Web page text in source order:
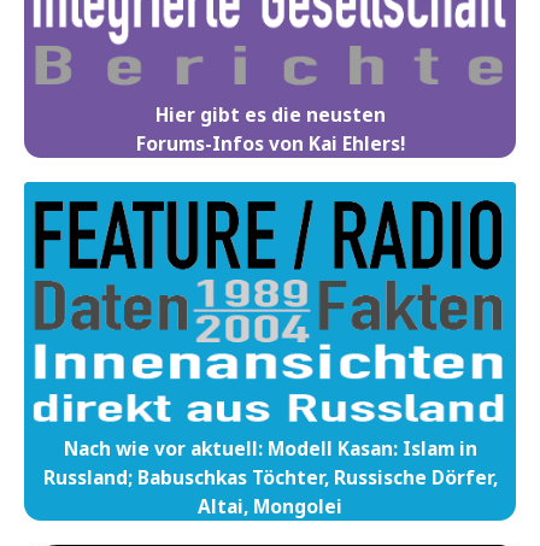
Hier gibt es die neusten
Forums-Infos von Kai Ehlers!
Nach wie vor aktuell: Modell Kasan: Islam in
Russland; Babuschkas Töchter, Russische Dörfer,
Altai, Mongolei